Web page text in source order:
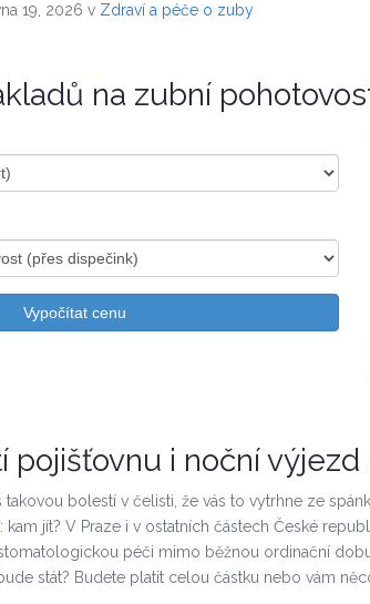
19, 2026 v Zdraví a péče o zuby
na zubní
Vypočítat cenu
pojišťovnu i noční výjezd
bolestí v čelisti, že vás to vytrhne ze
kam jít? V Praze i v ostatních částech České
péči mimo běžnou ordinační
stát? Budete platit celou částku nebo vám